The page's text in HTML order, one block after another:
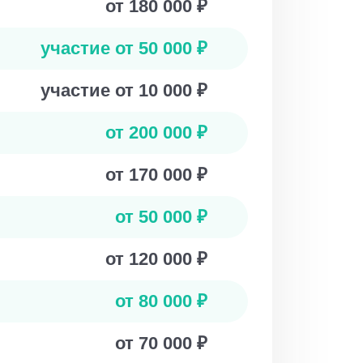
от 180 000 ₽
участие от 50 000 ₽
участие от 10 000 ₽
от 200 000 ₽
от 170 000 ₽
от 50 000 ₽
от 120 000 ₽
от 80 000 ₽
от 70 000 ₽